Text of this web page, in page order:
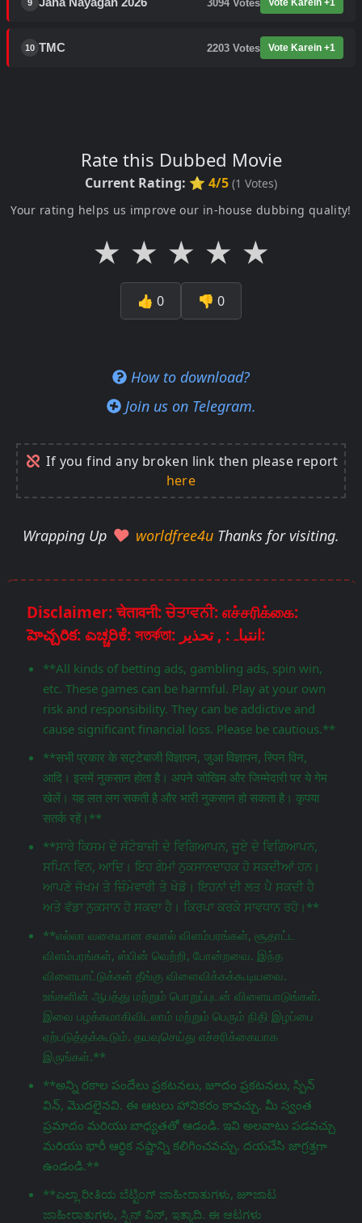
9 3094 Votes Vote Karein +1
10 TMC 2203 Votes Vote Karein +1
Rate this Dubbed Movie
Current Rating: ⭐ 4/5 (1 Votes)
Your rating helps us improve our in-house dubbing quality!
★ ★ ★ ★ ★
👍 0 👎 0
How to download?
Join us on Telegram.
If you find any broken link then please report
here
Wrapping Up worldfree4u Thanks for visiting.
Disclaimer: चेतावनी: ਚੇਤਾਵਨੀ: எச்சரிக்கை:
హెచ్చరిక: ಎಚ್ಚರಿಕೆ: সতর্কতা: انتباہ: , تحذير:
**All kinds of betting ads, gambling ads, spin win,
etc. These games can be harmful. Play at your own
risk and responsibility. They can be addictive and
cause significant financial loss. Please be cautious.**
**सभी प्रकार के सट्टेबाजी विज्ञापन, जुआ विज्ञापन, स्पिन विन,
आदि। इसमें नुकसान होता है। अपने जोखिम और जिम्मेदारी पर ये गेम
खेलें। यह लत लग सकती है और भारी नुकसान हो सकता है। कृपया
सतर्क रहें।**
**ਸਾਰੇ ਕਿਸਮ ਦੇ ਸੱਟੇਬਾਜ਼ੀ ਦੇ ਵਿਗਿਆਪਨ, ਜੂਏ ਦੇ ਵਿਗਿਆਪਨ,
ਸਪਿਨ ਵਿਨ, ਆਦਿ। ਇਹ ਗੇਮਾਂ ਨੁਕਸਾਨਦਾਹਕ ਹੋ ਸਕਦੀਆਂ ਹਨ।
ਆਪਣੇ ਜੋਖਮ ਤੇ ਜ਼ਿੰਮੇਵਾਰੀ ਤੇ ਖੇਡੋ। ਇਹਨਾਂ ਦੀ ਲਤ ਪੈ ਸਕਦੀ ਹੈ
ਅਤੇ ਵੱਡਾ ਨੁਕਸਾਨ ਹੋ ਸਕਦਾ ਹੈ। ਕਿਰਪਾ ਕਰਕੇ ਸਾਵਧਾਨ ਰਹੋ।**
**எல்லா வகையான சவால் விளம்பரங்கள், சூதாட்ட
விளம்பரங்கள், ஸ்பின் வெற்றி, போன்றவை. இந்த
விளையாட்டுக்கள் தீங்கு விளைவிக்கக்கூடியவை.
உங்களின் ஆபத்து மற்றும் பொறுப்புடன் விளையாடுங்கள்.
இவை பழக்கமாகிவிடலாம் மற்றும் பெரும் நிதி இழப்பை
ஏற்படுத்தக்கூடும். தயவுசெய்து எச்சரிக்கையாக
இருங்கள்.**
**అన్ని రకాల పందేలు ప్రకటనలు, జూదం ప్రకటనలు, స్పిన్
విన్, మొదలైనవి. ఈ ఆటలు హానికరం కావచ్చు. మీ స్వంత
ప్రమాదం మరియు బాధ్యతతో ఆడండి. ఇవి అలవాటు పడవచ్చు
మరియు భారీ ఆర్థిక నష్టాన్ని కలిగించవచ్చు. దయచేసి జాగ్రತ್ತగా
ఉండండి.**
**ಎಲ್ಲಾ ರೀತಿಯ ಬೆಟ್ಟಿಂಗ್ ಜಾಹೀರಾತುಗಳು, జూಜಾಟ
ಜಾಹೀರಾತುಗಳು, ಸ್ಪಿನ್ ವಿನ್, ಇತ್ಯಾದಿ. ಈ ಆಟಗಳು